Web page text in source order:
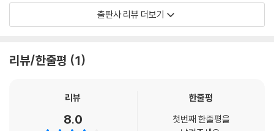
문제 또한 현재까지도 학계에서는 결론을 내리지 못하고 논쟁을 지속하고
회본, 120회본, 70회본(71회본)이 있고, 104회본(25권본), 110회본(10
다. 만약 문자의 번잡함과 간략함으로 논한다면 『수호전』의 각종 판본은
루쉰魯迅이 제기한 것으로 그는 『중국소설사략中國小說史略』에서 “현
출판사 리뷰 더보기
리뷰/한줄평 1
리뷰
8.0
한줄평
첫번째 한줄평을